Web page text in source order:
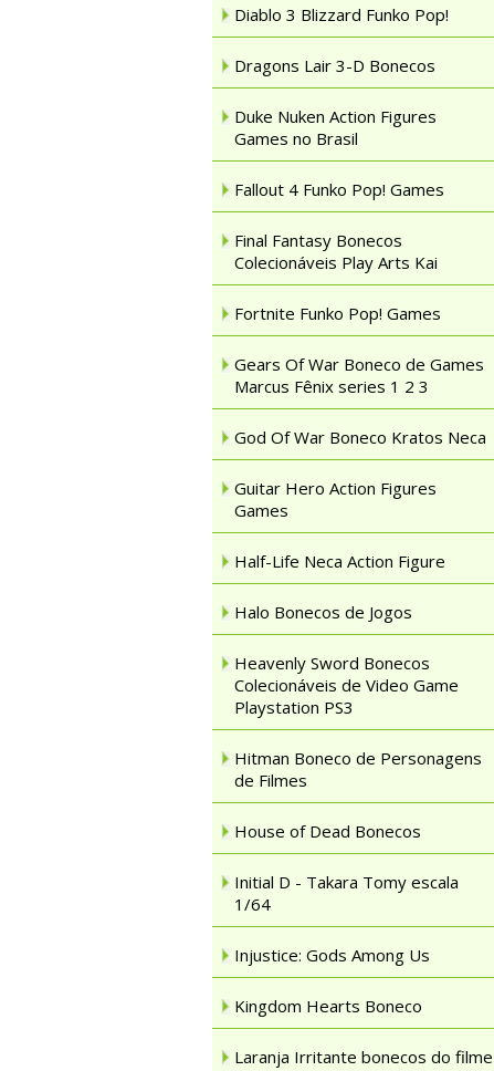
Diablo 3 Blizzard Funko Pop!
Dragons Lair 3-D Bonecos
Duke Nuken Action Figures
Games no Brasil
Fallout 4 Funko Pop! Games
Final Fantasy Bonecos
Colecionáveis Play Arts Kai
Fortnite Funko Pop! Games
Gears Of War Boneco de Games
Marcus Fênix series 1 2 3
God Of War Boneco Kratos Neca
Guitar Hero Action Figures
Games
Half-Life Neca Action Figure
Halo Bonecos de Jogos
Heavenly Sword Bonecos
Colecionáveis de Video Game
Playstation PS3
Hitman Boneco de Personagens
de Filmes
House of Dead Bonecos
Initial D - Takara Tomy escala
1/64
Injustice: Gods Among Us
Kingdom Hearts Boneco
Laranja Irritante bonecos do filme